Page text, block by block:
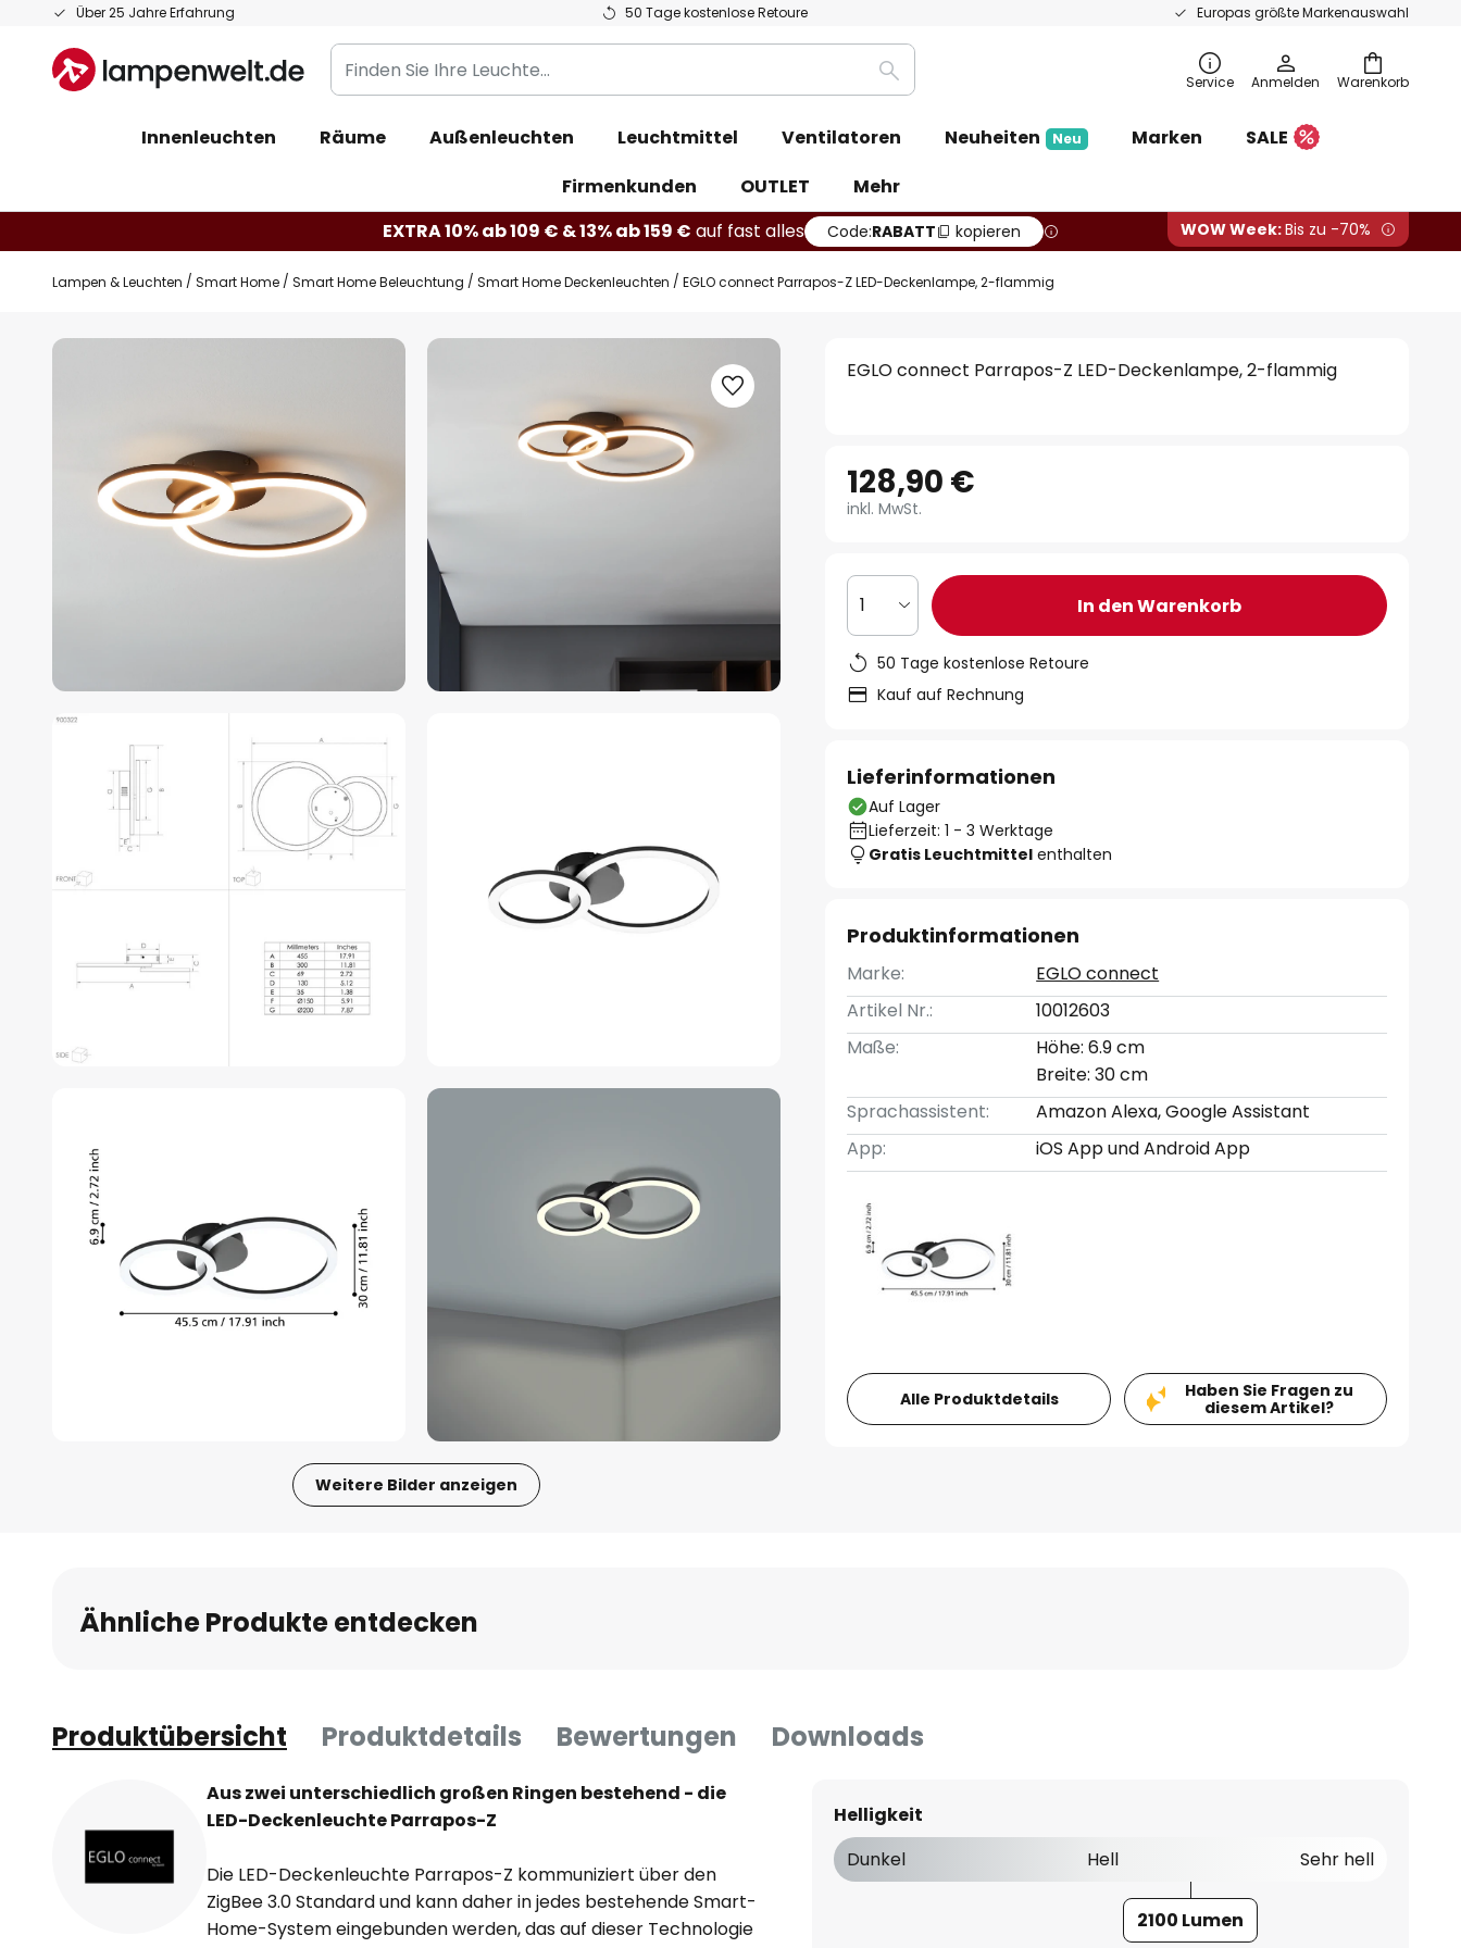
Über 25 Jahre Erfahrung 50 Tage kostenlose Retoure Europas größte Markenauswahl
Zum
springen
Warenkorb
Finden
Sie
Leuchte...
Suche Service Anmelden
Innenleuchten Räume Außenleuchten Leuchtmittel Ventilatoren Neuheiten Neu Marken
SALE
Firmenkunden
OUTLET
Mehr
EXTRA 10% ab 109 € & 13% ab 159 € auf fast alles Code:RABATT kopieren WOW Week:Bis zu -70%
Lampen & Leuchten Smart Home Smart Home Beleuchtung Smart Home Deckenleuchten EGLO connect Parrapos-Z LED-Deckenlampe, 2-flammig
Zum
Weitere Bilder anzeigen
Bildgalerie
springen
EGLO connect Parrapos-Z LED-Deckenlampe, 2-flammig
128,90 €
inkl. MwSt.
1 In den Warenkorb
50 Tage kostenlose Retoure
Kauf auf Rechnung
Lieferinformationen
Auf Lager
Lieferzeit: 1 - 3 Werktage
Gratis Leuchtmittel enthalten
Produktinformationen
Marke:
EGLO connect
Artikel Nr.:
10012603
Maße:
Höhe: 6.9 cm
Breite: 30 cm
Sprachassistent:
Amazon Alexa, Google Assistant
App:
iOS App und Android App
Alle Produktdetails
Haben Sie Fragen zu
diesem Artikel?
Ähnliche Produkte entdecken
Produktübersicht Produktdetails Bewertungen Downloads
Aus zwei unterschiedlich großen Ringen bestehend - die
LED-Deckenleuchte Parrapos-Z
Die LED-Deckenleuchte Parrapos-Z kommuniziert über den
ZigBee 3.0 Standard und kann daher in jedes bestehende Smart-
Home-System eingebunden werden, das auf dieser Technologie
Helligkeit
Dunkel
Hell Sehr hell
2100 Lumen